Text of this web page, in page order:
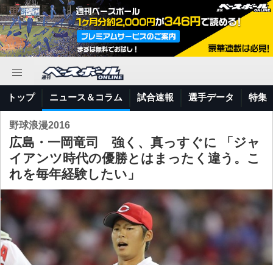
トップ ニュース＆コラム 試合速報 選手データ 特集
野球浪漫2016
広島・一岡竜司 強く、真っすぐに 「ジャ
イアンツ時代の優勝とはまったく違う。こ
れを毎年経験したい」